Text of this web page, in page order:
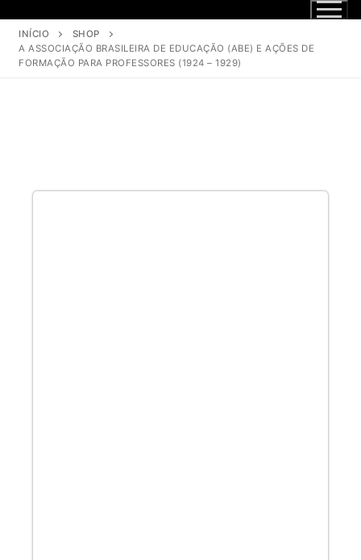
INÍCIO
SHOP
A ASSOCIAÇÃO BRASILEIRA DE EDUCAÇÃO (ABE) E AÇÕES DE
FORMAÇÃO PARA PROFESSORES (1924 – 1929)